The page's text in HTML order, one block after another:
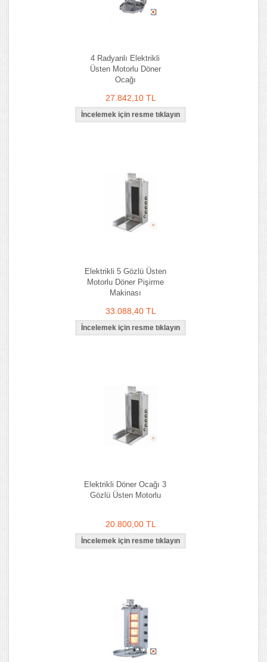
4 Radyanlı Elektrikli
Üsten Motorlu Döner
Ocağı
27.842,10 TL
Elektrikli 5 Gözlü Üsten
Motorlu Döner Pişirme
Makinası
33.088,40 TL
Elektrikli Döner Ocağı 3
Gözlü Üsten Motorlu
20.800,00 TL